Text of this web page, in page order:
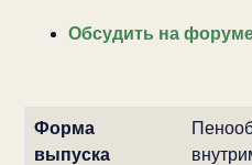
Обсудить на
Форма
выпуска